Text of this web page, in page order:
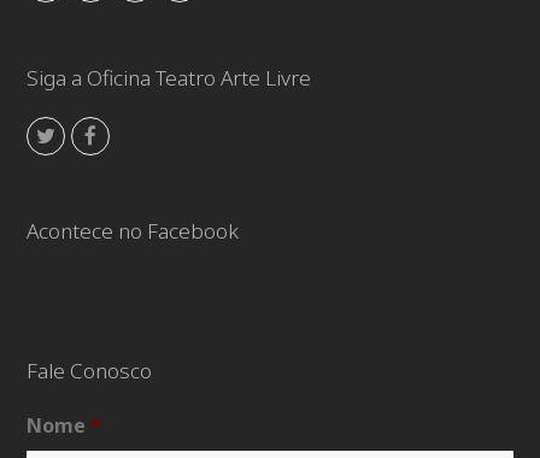
Siga a Oficina Teatro Arte Livre
TwitterFacebook
Acontece no Facebook
Fale Conosco
Nome *